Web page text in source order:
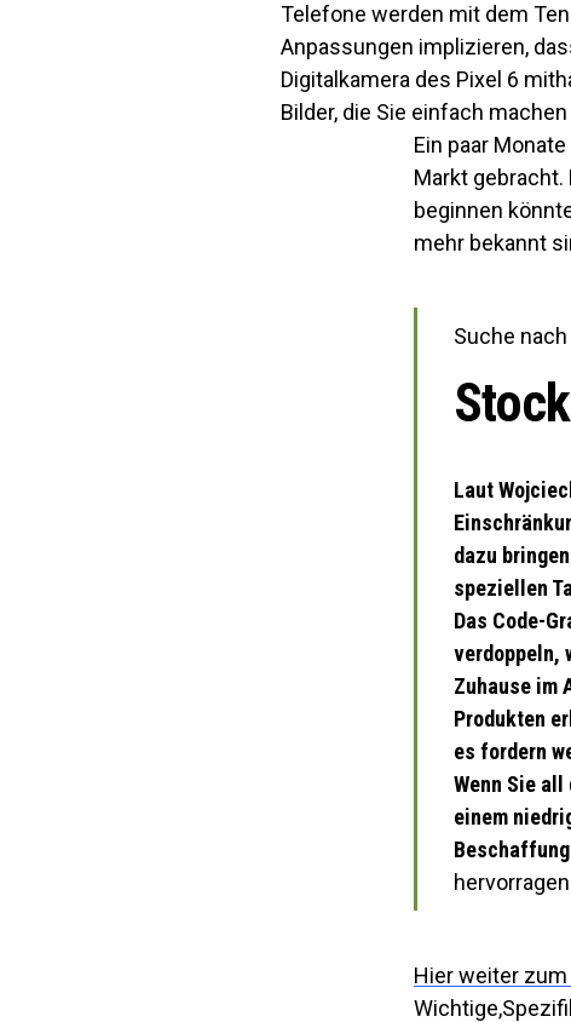
Telefone werden mit dem
Anpassungen implizieren,
Digitalkamera des Pixel 6
Bilder, die Sie einfach
Ein paar
Markt
beginnen
mehr bekannt
Suche
Laut
dazu
speziellen
Das Code-
verdoppeln,
Zuhause im
Produkten
es fordern
Wenn Sie
einem
Hier weiter zum